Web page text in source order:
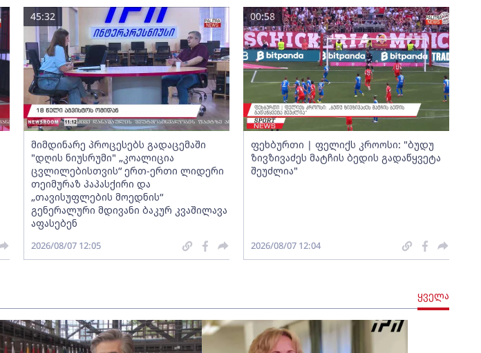
მიმდინარე პროცესებს გადაცემაში
"დღის ნიუსრუმი" „კოალიცია
ცვლილებისთვის“ ერთ-ერთი ლიდერი
თეიმურაზ პაპასქირი და
„თავისუფლების მოედნის“
გენერალური მდივანი ბაკურ კვაშილავა
აფასებენ
45:32
2026/08/07 12:05
ფეხბურთი | ფელიქს კროოსი: "ბუდუ
ზივზივაძეს მატჩის ბედის გადაწყვეტა
შეუძლია"
00:58
2026/08/07 12:04
ყველა